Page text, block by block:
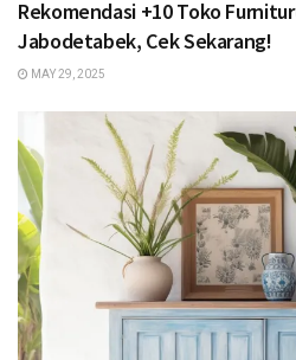
Rekomendasi +10 Toko
Jabodetabek, Cek Sekarang!
MAY 29, 2025